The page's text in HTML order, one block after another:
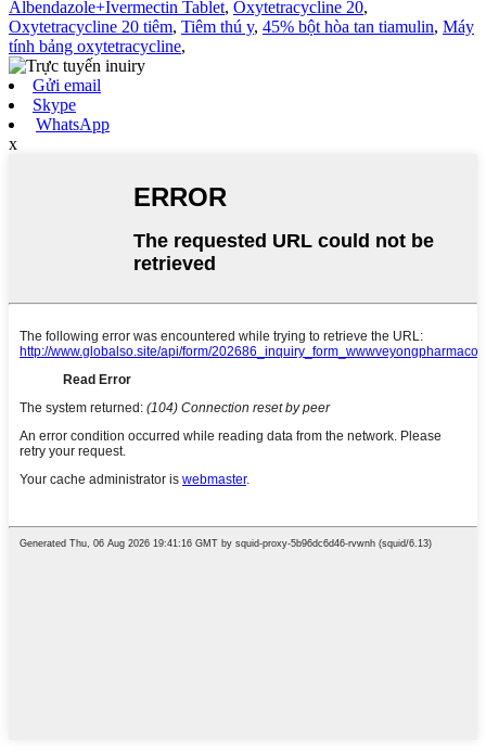
Albendazole+Ivermectin Tablet, Oxytetracycline 20,
Oxytetracycline 20 tiêm, Tiêm thú y, 45% bột hòa tan tiamulin, Máy
tính bảng oxytetracycline,
Gửi email
Skype
WhatsApp
x